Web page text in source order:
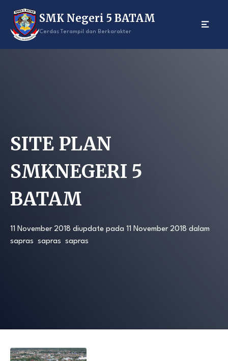
content
SMK Negeri 5 BATAM
Cerdas Terampil dan Berkarakter
SITE PLAN
SMKNEGERI 5
BATAM
11 November 2018 diupdate pada 11 November 2018 dalam
sapras sapras sapras